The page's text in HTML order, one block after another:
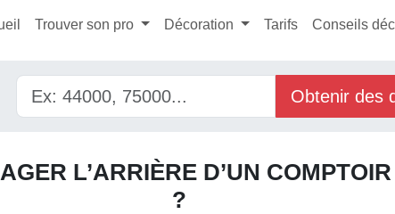
Trouver son pro Décoration Tarifs Conseils
Obtenir des
L’ARRIÈRE D’UN
?